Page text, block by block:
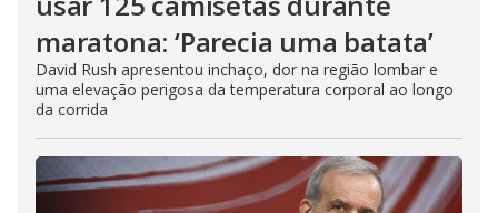
maratona: ‘Parecia uma batata’
David Rush apresentou inchaço, dor na região lombar e
uma elevação perigosa da temperatura corporal ao longo
da corrida